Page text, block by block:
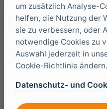
Kunden
Kunden sind Ihre
Consumer): externe
Anwendungen oder
um zusätzlich Analyse-
helfen, die Nutzung der
sie zu verbessern, oder
notwendige Cookies zu
Auswahl jederzeit in
Cookie-Richtlinie ändern.
Datenschutz- und